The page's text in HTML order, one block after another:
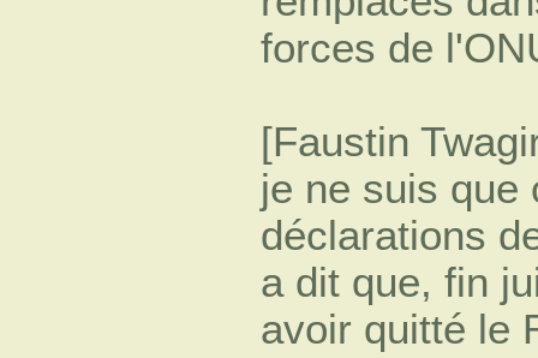
forces de
[Faustin
je ne suis que
déclarations
a dit que, fin
avoir quitté le